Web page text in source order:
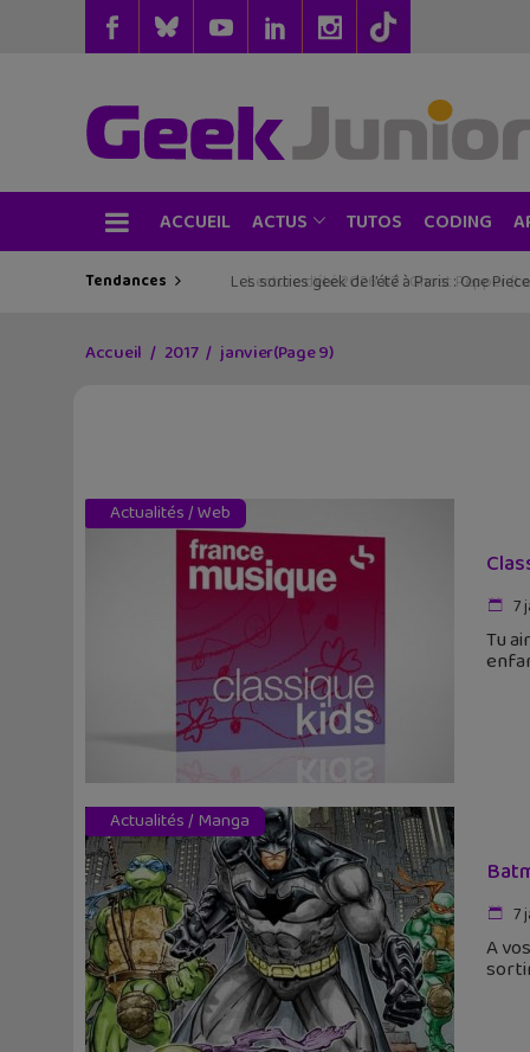
ACCUEIL ACTUS TUTOS CODING
Tendances Les sorties geek de l’été à Paris : One
Accueil 2017 janvier(Page 9)
Actualités/Web
7
Tu
Actualités/ Manga
7
A